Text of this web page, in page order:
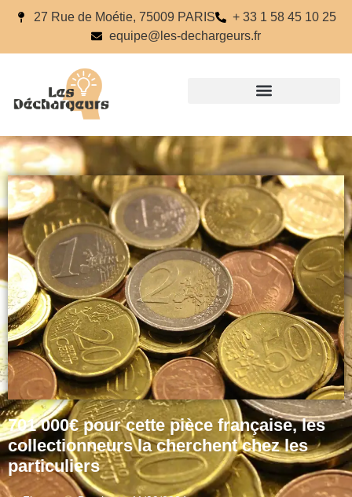
27 Rue de Moétie, 75009 PARIS
+ 33 1 58 45 10 25
equipe@les-dechargeurs.fr
701 000€ pour cette pièce française, les
collectionneurs la cherchent chez les
particuliers